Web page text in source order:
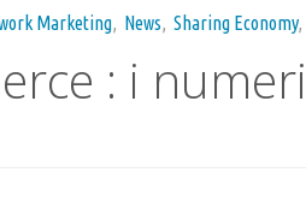
Marketing, News, Sharing Economy,
: i